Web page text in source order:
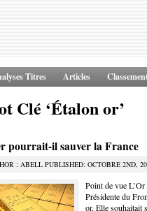
Titres Articles
Clé ‘Étalon or’
pourrait-il sauver la France
: ABELL PUBLISHED: OCTOBRE 2ND,
Point de vue
Présidente du
or. Elle souhaitait